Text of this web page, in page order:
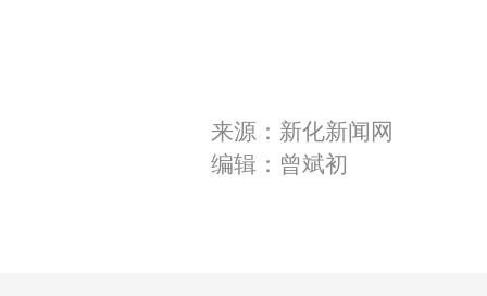
来源：新化新闻网
编辑：曾斌初